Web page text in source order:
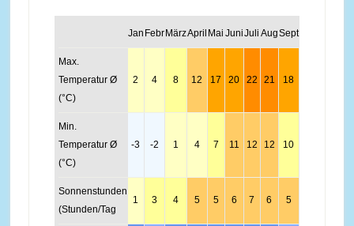
Jan FebrMärzApril Mai JuniJuli AugSeptOkt
Max.
Temperatur Ø
(°C)
2 4 8 12 17 20 22 21 18
Min.
Temperatur Ø
(°C)
-3 -2 1 4 7 11 12 12 10
Sonnenstunden
(Stunden/Tag
1 3 4 5 5 6 7 6 5